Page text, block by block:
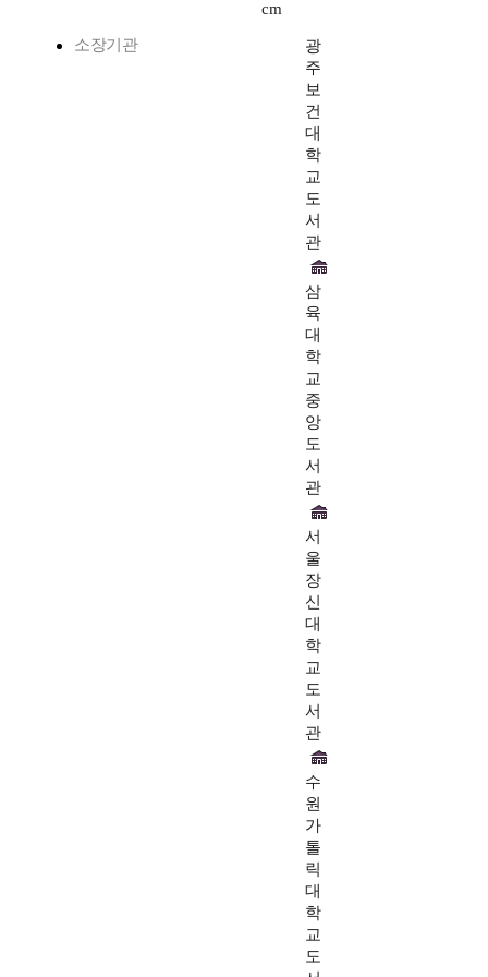
cm
소장기관
광
주
보
건
대
학
교
도
서
관
삼
육
대
학
교
중
앙
도
서
관
서
울
장
신
대
학
교
도
서
관
수
원
가
톨
릭
대
학
교
도